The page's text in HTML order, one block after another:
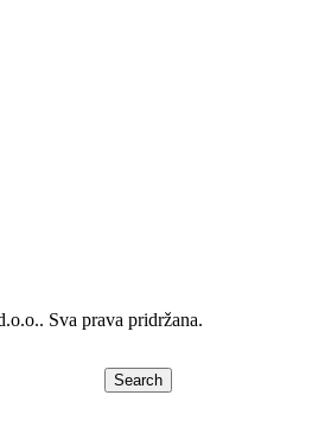
Sva prava pridržana.
Search